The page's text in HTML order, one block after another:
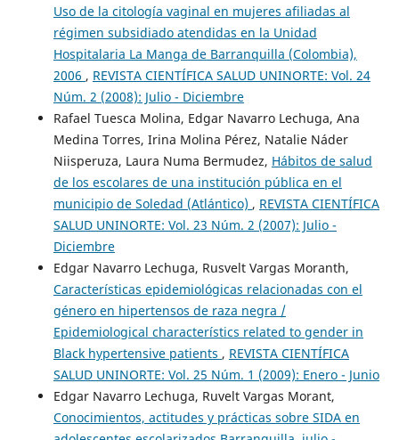
Uso de la citología vaginal en mujeres afiliadas al
régimen subsidiado atendidas en la Unidad
Hospitalaria La Manga de Barranquilla (Colombia),
2006 , REVISTA CIENTÍFICA SALUD UNINORTE: Vol. 24
Núm. 2 (2008): Julio - Diciembre
Rafael Tuesca Molina, Edgar Navarro Lechuga, Ana
Medina Torres, Irina Molina Pérez, Natalie Náder
Niisperuza, Laura Numa Bermudez, Hábitos de salud
de los escolares de una institución pública en el
municipio de Soledad (Atlántico) , REVISTA CIENTÍFICA
SALUD UNINORTE: Vol. 23 Núm. 2 (2007): Julio -
Diciembre
Edgar Navarro Lechuga, Rusvelt Vargas Moranth,
Características epidemiológicas relacionadas con el
género en hipertensos de raza negra /
Epidemiological characterístics related to gender in
Black hypertensive patients , REVISTA CIENTÍFICA
SALUD UNINORTE: Vol. 25 Núm. 1 (2009): Enero - Junio
Edgar Navarro Lechuga, Ruvelt Vargas Morant,
Conocimientos, actitudes y prácticas sobre SIDA en